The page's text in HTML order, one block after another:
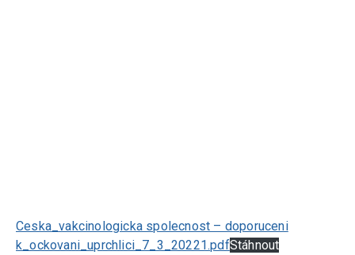
Ceska_vakcinologicka spolecnost – doporuceni
k_ockovani_uprchlici_7_3_20221.pdfStáhnout